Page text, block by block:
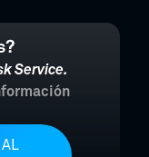
Service.
AL